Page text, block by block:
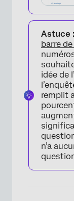
Astuce :
barre
idée de
remplit
n’a